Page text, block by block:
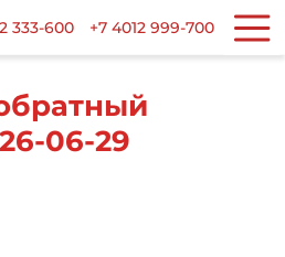
333-600 +7 4012 999-700
06-29